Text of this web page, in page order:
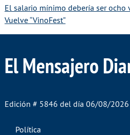
El salario mínimo debería ser ocho
Vuelve “VinoFest”
El Mensajero
Edición # 5846 del día 06/08/2026
Política